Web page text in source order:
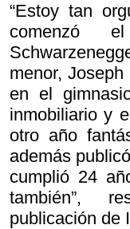
“Estoy tan
comenzó
menor, Joseph
en el
inmobiliario y
otro año
además
cumplió 24
también”,
publicación de